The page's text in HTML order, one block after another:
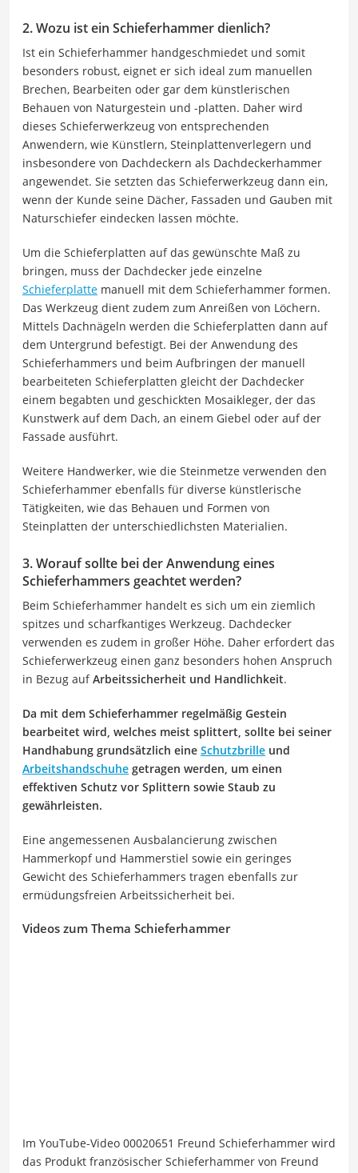
2. Wozu ist ein Schieferhammer dienlich?
Ist ein Schieferhammer handgeschmiedet und somit
besonders robust, eignet er sich ideal zum manuellen
Brechen, Bearbeiten oder gar dem künstlerischen
Behauen von Naturgestein und -platten. Daher wird
dieses Schieferwerkzeug von entsprechenden
Anwendern, wie Künstlern, Steinplattenverlegern und
insbesondere von Dachdeckern als Dachdeckerhammer
angewendet. Sie setzten das Schieferwerkzeug dann ein,
wenn der Kunde seine Dächer, Fassaden und Gauben mit
Naturschiefer eindecken lassen möchte.
Um die Schieferplatten auf das gewünschte Maß zu
bringen, muss der Dachdecker jede einzelne
Schieferplatte manuell mit dem Schieferhammer formen.
Das Werkzeug dient zudem zum Anreißen von Löchern.
Mittels Dachnägeln werden die Schieferplatten dann auf
dem Untergrund befestigt. Bei der Anwendung des
Schieferhammers und beim Aufbringen der manuell
bearbeiteten Schieferplatten gleicht der Dachdecker
einem begabten und geschickten Mosaikleger, der das
Kunstwerk auf dem Dach, an einem Giebel oder auf der
Fassade ausführt.
Weitere Handwerker, wie die Steinmetze verwenden den
Schieferhammer ebenfalls für diverse künstlerische
Tätigkeiten, wie das Behauen und Formen von
Steinplatten der unterschiedlichsten Materialien.
3. Worauf sollte bei der Anwendung eines
Schieferhammers geachtet werden?
Beim Schieferhammer handelt es sich um ein ziemlich
spitzes und scharfkantiges Werkzeug. Dachdecker
verwenden es zudem in großer Höhe. Daher erfordert das
Schieferwerkzeug einen ganz besonders hohen Anspruch
in Bezug aufArbeitssicherheit und Handlichkeit.
Da mit dem Schieferhammer regelmäßig Gestein
bearbeitet wird, welches meist splittert, sollte bei seiner
Handhabung grundsätzlich eine Schutzbrille und
Arbeitshandschuhe getragen werden, um einen
effektiven Schutz vor Splittern sowie Staub zu
gewährleisten.
Eine angemessenen Ausbalancierung zwischen
Hammerkopf und Hammerstiel sowie ein geringes
Gewicht des Schieferhammers tragen ebenfalls zur
ermüdungsfreien Arbeitssicherheit bei.
Videos zum Thema Schieferhammer
Im YouTube-Video 00020651 Freund Schieferhammer wird
das Produkt französischer Schieferhammer von Freund